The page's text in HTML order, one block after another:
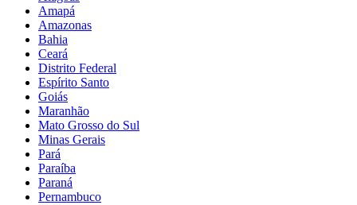
Amapá
Amazonas
Bahia
Ceará
Distrito Federal
Espírito Santo
Goiás
Maranhão
Mato Grosso do Sul
Minas Gerais
Pará
Paraíba
Paraná
Pernambuco